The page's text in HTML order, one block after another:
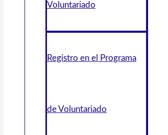
Voluntariado
Registro en el Programa
de Voluntariado